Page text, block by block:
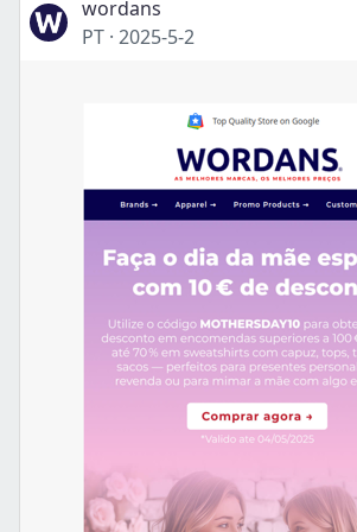
wordans
PT · 2025-5-2